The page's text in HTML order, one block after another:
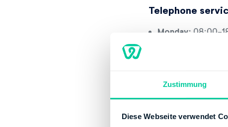
Zustimmung
Diese Webseite verwendet
Telephone
Monday: 08:00-
Thursday:08:00-
Friday:08:00-
Contact